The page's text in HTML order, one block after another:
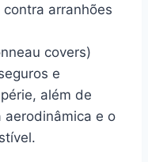
arranhões
covers)
e
além de
aerodinâmica e o